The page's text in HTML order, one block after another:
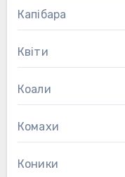
Капібара
Квіти
Коали
Комахи
Коники